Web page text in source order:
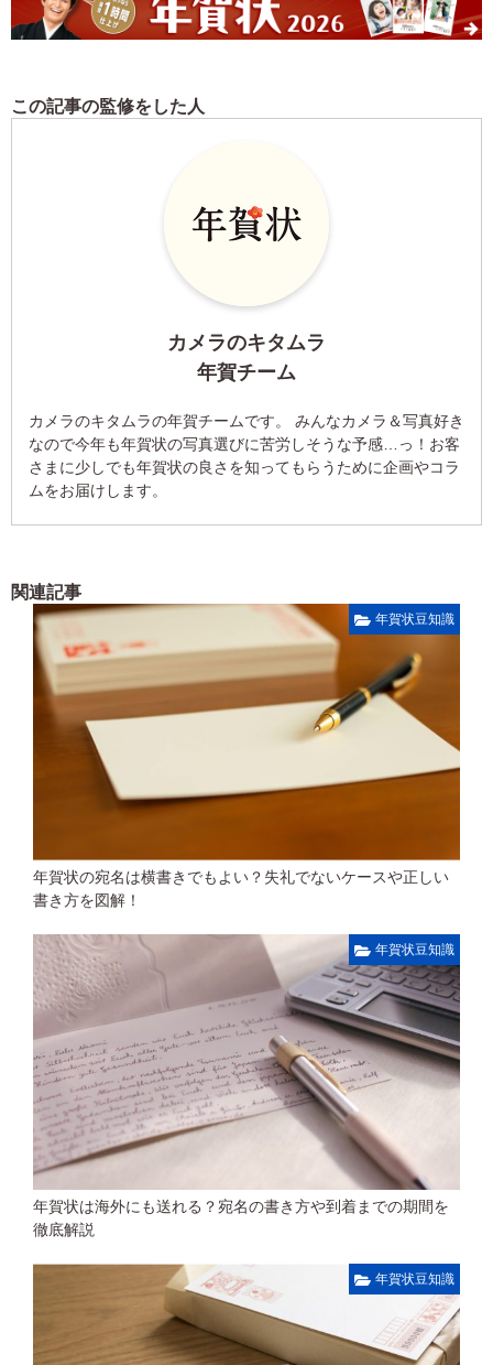
この記事の監修をした人
カメラのキタムラ
年賀チーム
カメラのキタムラの年賀チームです。 みんなカメラ＆写真好き
なので今年も年賀状の写真選びに苦労しそうな予感…っ！お客
さまに少しでも年賀状の良さを知ってもらうために企画やコラ
ムをお届けします。
関連記事
年賀状豆知識
年賀状の宛名は横書きでもよい？失礼でないケースや正しい
書き方を図解！
年賀状豆知識
年賀状は海外にも送れる？宛名の書き方や到着までの期間を
徹底解説
年賀状豆知識